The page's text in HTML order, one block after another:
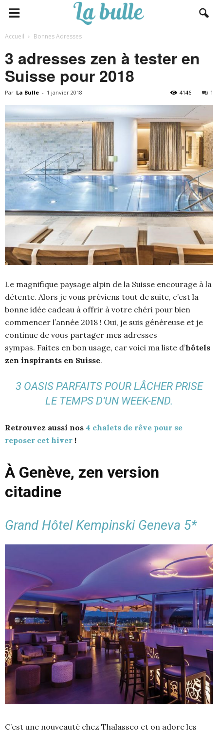
Accueil Bonnes Adresses
3 adresses zen à tester en
Suisse pour 2018
Par La Bulle - 1 janvier 2018 1
4146
Le magnifique paysage alpin de la Suisse encourage à la
détente. Alors je vous préviens tout de suite, c’est la
bonne idée cadeau à offrir à votre chéri pour bien
commencer l’année 2018 ! Oui, je suis généreuse et je
continue de vous partager mes adresses
sympas. Faites en bon usage, car voici ma liste d’hôtels
zen inspirants en Suisse.
3 OASIS PARFAITS POUR LÂCHER PRISE
LE TEMPS D’UN WEEK-END.
Retrouvez aussi nos 4 chalets de rêve pour se
reposer cet hiver !
À Genève, zen version
citadine
Grand Hôtel Kempinski Geneva 5*
C’est une nouveauté chez Thalasseo et on adore les